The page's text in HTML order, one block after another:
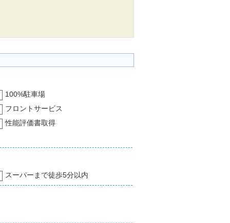
100%駐車場
フロントサービス
性能評価書取得
スーパーまで徒歩5分以内